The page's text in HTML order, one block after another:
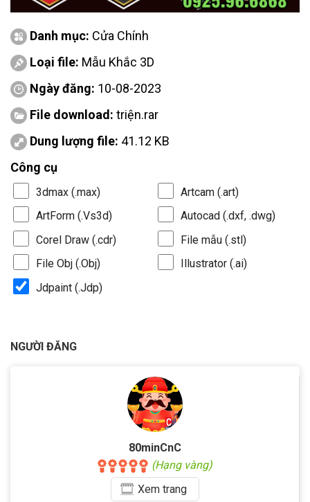
Danh mục: Cửa Chính
Loại file: Mẫu Khắc 3D
Ngày đăng: 10-08-2023
File download: triện.rar
Dung lượng file: 41.12 KB
Công cụ
3dmax (.max)
Artcam (.art)
ArtForm (.Vs3d)
Autocad (.dxf, .dwg)
Corel Draw (.cdr)
File mẫu (.stl)
File Obj (.Obj)
Illustrator (.ai)
Jdpaint (.Jdp)
NGƯỜI ĐĂNG
80minCnC
(Hạng vàng)
Xemtrang